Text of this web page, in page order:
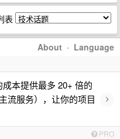
表
About · Language
本提供最多 20+ 倍的
流服务），让你的项目
›
PRO